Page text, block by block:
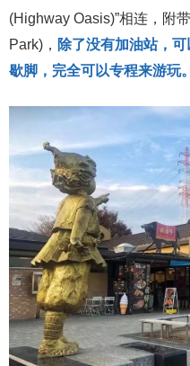
(Highway Oasis)”相连，附
Park)， 除了没有加油站，
歇脚，完全可以专程来游玩。